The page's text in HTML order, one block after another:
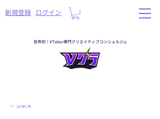
​新規登録 ログイン
世界初！VTuber専門クリエイティブコンシェルジュ
< Back